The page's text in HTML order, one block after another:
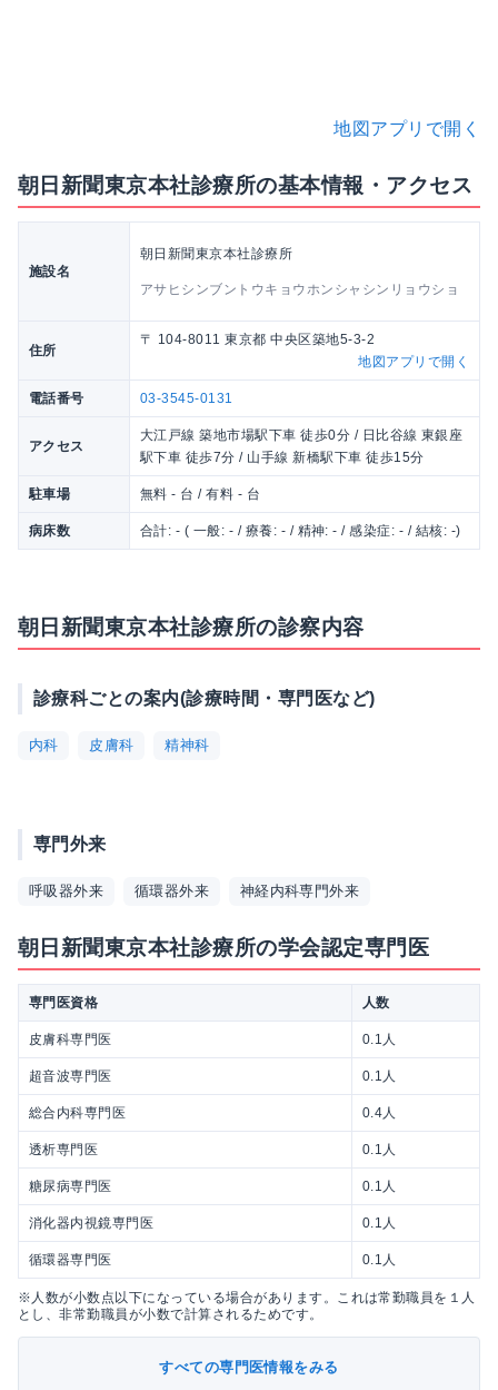
地図アプリで開く
朝日新聞東京本社診療所の基本情報・アクセス
施設名
朝日新聞東京本社診療所
アサヒシンブントウキョウホンシャシンリョウショ
住所
〒 104-8011 東京都 中央区築地5-3-2
地図アプリで開く
電話番号 03-3545-0131
アクセス
大江戸線 築地市場駅下車 徒歩0分 / 日比谷線 東銀座
駅下車 徒歩7分 / 山手線 新橋駅下車 徒歩15分
駐車場 無料 - 台 / 有料 - 台
病床数 合計: - ( 一般: - / 療養: - / 精神: - / 感染症: - / 結核: -)
朝日新聞東京本社診療所の診察内容
診療科ごとの案内(診療時間・専門医など)
内科 皮膚科 精神科
専門外来
呼吸器外来 循環器外来 神経内科専門外来
朝日新聞東京本社診療所の学会認定専門医
専門医資格 人数
皮膚科専門医 0.1人
超音波専門医 0.1人
総合内科専門医 0.4人
透析専門医 0.1人
糖尿病専門医 0.1人
消化器内視鏡専門医 0.1人
循環器専門医 0.1人
※人数が小数点以下になっている場合があります。これは常勤職員を１人
とし、非常勤職員が小数で計算されるためです。
すべての専門医情報をみる